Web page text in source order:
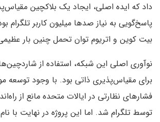
داد که ایده اصلی، ایجاد یک بلاکچین
پاسخ‌گویی به نیاز صدها میلیون کاربر تلگرام
بیت کوین و اتریوم توان تحمل چنین بار
برای مقیاس‌پذیری ذاتی بود. با وجود توسعه
فشارهای نظارتی در ایالات متحده مانع از
توسط تلگرام شد. اما این پروژه در نهایت با نام